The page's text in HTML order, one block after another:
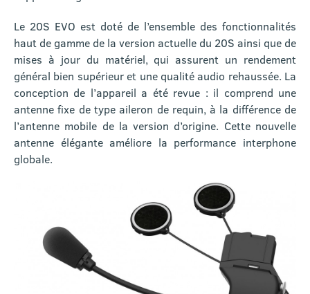
Le 20S EVO est doté de l’ensemble des fonctionnalités
haut de gamme de la version actuelle du 20S ainsi que de
mises à jour du matériel, qui assurent un rendement
général bien supérieur et une qualité audio rehaussée. La
conception de l’appareil a été revue : il comprend une
antenne fixe de type aileron de requin, à la différence de
l’antenne mobile de la version d’origine. Cette nouvelle
antenne élégante améliore la performance interphone
globale.